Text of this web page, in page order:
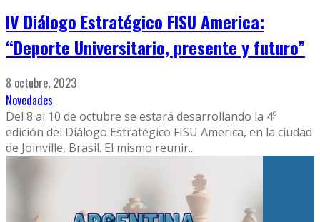
IV Diálogo Estratégico FISU America:
“Deporte Universitario, presente y futuro”
8 octubre, 2023
Novedades
Del 8 al 10 de octubre se estará desarrollando la 4º
edición del Diálogo Estratégico FISU America, en la ciudad
de Joinville, Brasil. El mismo reunir...